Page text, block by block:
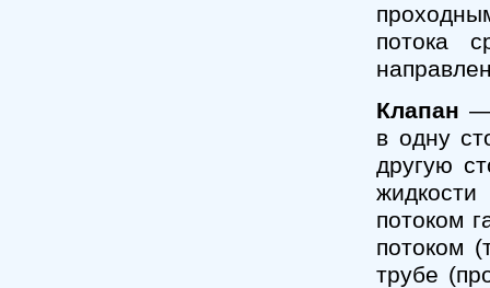
потока
Клапан —
в одну
другую
потоком
потоком
трубе